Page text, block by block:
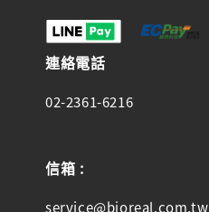
連絡電話
02-2361-6216
信箱 :
service@bioreal.com.tw